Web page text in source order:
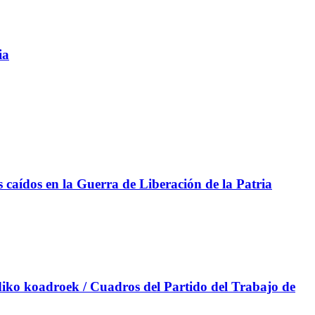
en la Guerra de Liberación de la Patria
koadroek / Cuadros del Partido del Trabajo de